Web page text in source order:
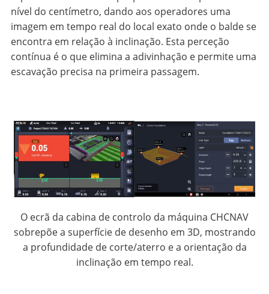
nível do centímetro, dando aos operadores uma
imagem em tempo real do local exato onde o balde se
encontra em relação à inclinação. Esta perceção
contínua é o que elimina a adivinhação e permite uma
escavação precisa na primeira passagem.
O ecrã da cabina de controlo da máquina CHCNAV
sobrepõe a superfície de desenho em 3D, mostrando
a profundidade de corte/aterro e a orientação da
inclinação em tempo real.